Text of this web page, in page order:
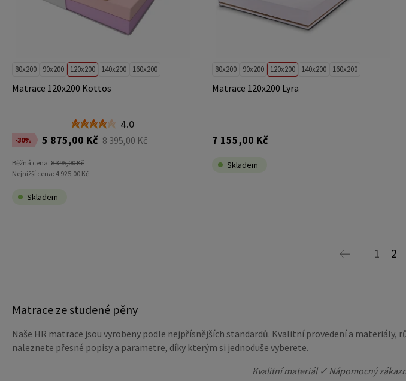
80x200 90x200 120x200 140x200 160x200
Matrace 120x200 Kottos
4.0
-30% 5 875,00 Kč 8 395,00 Kč
Běžná cena: 8 395,00 Kč
Nejnižší cena: 4 925,00 Kč
Skladem
80x200 90x200 120x200 140x200 160x200
Matrace 120x200 Lyra
7 155,00 Kč
Skladem
1 2
Matrace ze studené pěny
Naše HR matrace jsou vyrobeny podle nejpřísnějších standardů. Kvalitní provedení a
naleznete přesné popisy a parametre, díky kterým si jednoduše vyberete.
Kvalitní materiál ✓ Nápomocný